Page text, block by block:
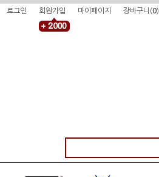
로그인 회원가입 마이페이지 장바구니(0)